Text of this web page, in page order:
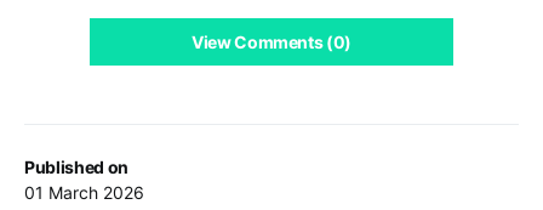
Published on
01 March 2026
View Comments (0)